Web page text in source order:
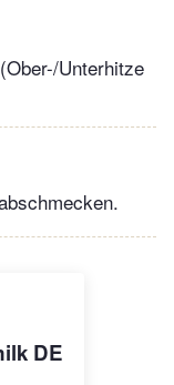
Unterhitze
DE